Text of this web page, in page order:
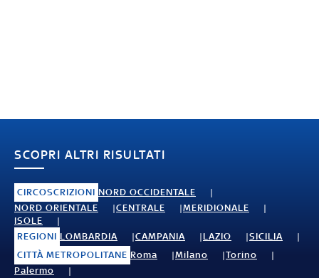
SCOPRI ALTRI RISULTATI
CIRCOSCRIZIONI NORD OCCIDENTALE
NORD ORIENTALE
CENTRALE
MERIDIONALE
ISOLE
REGIONI LOMBARDIA CAMPANIA LAZIO
SICILIA
CITTÀ METROPOLITANE Roma Milano
Torino
Palermo